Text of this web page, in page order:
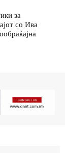
за
со Ива